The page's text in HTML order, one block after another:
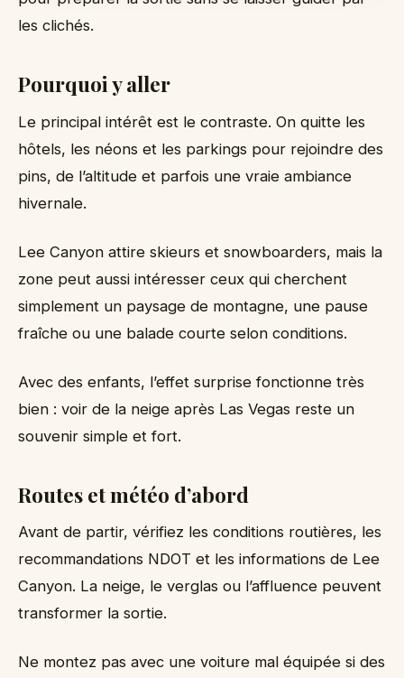
les clichés.
Pourquoi y aller
Le principal intérêt est le contraste. On quitte les
hôtels, les néons et les parkings pour rejoindre des
pins, de l’altitude et parfois une vraie ambiance
hivernale.
Lee Canyon attire skieurs et snowboarders, mais la
zone peut aussi intéresser ceux qui cherchent
simplement un paysage de montagne, une pause
fraîche ou une balade courte selon conditions.
Avec des enfants, l’effet surprise fonctionne très
bien : voir de la neige après Las Vegas reste un
souvenir simple et fort.
Routes et météo d’abord
Avant de partir, vérifiez les conditions routières, les
recommandations NDOT et les informations de Lee
Canyon. La neige, le verglas ou l’affluence peuvent
transformer la sortie.
Ne montez pas avec une voiture mal équipée si des